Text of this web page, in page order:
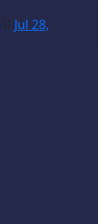
Jul 28,